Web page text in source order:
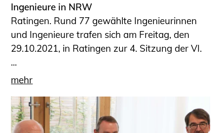
Ingenieure in NRW
Ratingen. Rund 77 gewählte Ingenieurinnen
und Ingenieure trafen sich am Freitag, den
29.10.2021, in Ratingen zur 4. Sitzung der VI.
...
mehr